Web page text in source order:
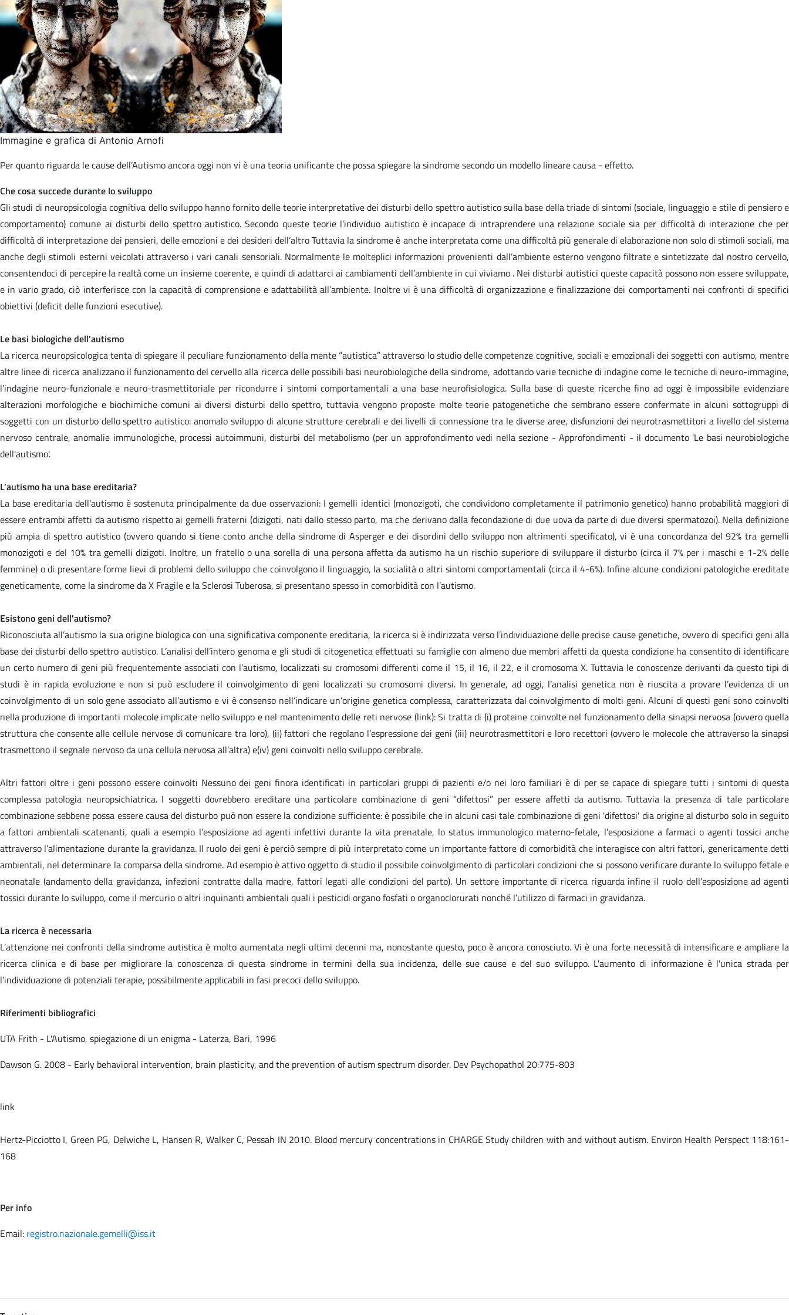
Immagine e grafica di Antonio Arnofi
Per quanto riguarda le cause dell’Autismo ancora oggi non vi è una teoria unificante che possa spiegare la sindrome secondo un modello lineare causa - effetto.
Che cosa succede durante lo sviluppo
Gli studi di neuropsicologia cognitiva dello sviluppo hanno fornito delle teorie interpretative dei disturbi dello spettro autistico sulla base della triade di sintomi (sociale, linguaggio e stile di pensiero e
comportamento) comune ai disturbi dello spettro autistico. Secondo queste teorie l’individuo autistico è incapace di intraprendere una relazione sociale sia per difficoltà di interazione che per
difficoltà di interpretazione dei pensieri, delle emozioni e dei desideri dell’altro Tuttavia la sindrome è anche interpretata come una difficoltà più generale di elaborazione non solo di stimoli sociali, ma
anche degli stimoli esterni veicolati attraverso i vari canali sensoriali. Normalmente le molteplici informazioni provenienti dall’ambiente esterno vengono filtrate e sintetizzate dal nostro cervello,
consentendoci di percepire la realtà come un insieme coerente, e quindi di adattarci ai cambiamenti dell’ambiente in cui viviamo . Nei disturbi autistici queste capacità possono non essere sviluppate,
e in vario grado, ciò interferisce con la capacità di comprensione e adattabilità all’ambiente. Inoltre vi è una difficoltà di organizzazione e finalizzazione dei comportamenti nei confronti di specifici
obiettivi (deficit delle funzioni esecutive).
Le basi biologiche dell'autismo
La ricerca neuropsicologica tenta di spiegare il peculiare funzionamento della mente “autistica” attraverso lo studio delle competenze cognitive, sociali e emozionali dei soggetti con autismo, mentre
altre linee di ricerca analizzano il funzionamento del cervello alla ricerca delle possibili basi neurobiologiche della sindrome, adottando varie tecniche di indagine come le tecniche di neuro-immagine,
l’indagine neuro-funzionale e neuro-trasmettitoriale per ricondurre i sintomi comportamentali a una base neurofisiologica. Sulla base di queste ricerche fino ad oggi è impossibile evidenziare
alterazioni morfologiche e biochimiche comuni ai diversi disturbi dello spettro, tuttavia vengono proposte molte teorie patogenetiche che sembrano essere confermate in alcuni sottogruppi di
soggetti con un disturbo dello spettro autistico: anomalo sviluppo di alcune strutture cerebrali e dei livelli di connessione tra le diverse aree, disfunzioni dei neurotrasmettitori a livello del sistema
nervoso centrale, anomalie immunologiche, processi autoimmuni, disturbi del metabolismo (per un approfondimento vedi nella sezione - Approfondimenti - il documento 'Le basi neurobiologiche
dell'autismo'.
L’autismo ha una base ereditaria?
La base ereditaria dell'autismo è sostenuta principalmente da due osservazioni: I gemelli identici (monozigoti, che condividono completamente il patrimonio genetico) hanno probabilità maggiori di
essere entrambi affetti da autismo rispetto ai gemelli fraterni (dizigoti, nati dallo stesso parto, ma che derivano dalla fecondazione di due uova da parte di due diversi spermatozoi). Nella definizione
più ampia di spettro autistico (ovvero quando si tiene conto anche della sindrome di Asperger e dei disordini dello sviluppo non altrimenti specificato), vi è una concordanza del 92% tra gemelli
monozigoti e del 10% tra gemelli dizigoti. Inoltre, un fratello o una sorella di una persona affetta da autismo ha un rischio superiore di sviluppare il disturbo (circa il 7% per i maschi e 1-2% delle
femmine) o di presentare forme lievi di problemi dello sviluppo che coinvolgono il linguaggio, la socialità o altri sintomi comportamentali (circa il 4-6%). Infine alcune condizioni patologiche ereditate
geneticamente, come la sindrome da X Fragile e la Sclerosi Tuberosa, si presentano spesso in comorbidità con l’autismo.
Esistono geni dell'autismo?
Riconosciuta all’autismo la sua origine biologica con una significativa componente ereditaria, la ricerca si è indirizzata verso l’individuazione delle precise cause genetiche, ovvero di specifici geni alla
base dei disturbi dello spettro autistico. L’analisi dell’intero genoma e gli studi di citogenetica effettuati su famiglie con almeno due membri affetti da questa condizione ha consentito di identificare
un certo numero di geni più frequentemente associati con l’autismo, localizzati su cromosomi differenti come il 15, il 16, il 22, e il cromosoma X. Tuttavia le conoscenze derivanti da questo tipi di
studi è in rapida evoluzione e non si può escludere il coinvolgimento di geni localizzati su cromosomi diversi. In generale, ad oggi, l’analisi genetica non è riuscita a provare l’evidenza di un
coinvolgimento di un solo gene associato all’autismo e vi è consenso nell’indicare un’origine genetica complessa, caratterizzata dal coinvolgimento di molti geni. Alcuni di questi geni sono coinvolti
nella produzione di importanti molecole implicate nello sviluppo e nel mantenimento delle reti nervose (link): Si tratta di (i) proteine coinvolte nel funzionamento della sinapsi nervosa (ovvero quella
struttura che consente alle cellule nervose di comunicare tra loro), (ii) fattori che regolano l’espressione dei geni (iii) neurotrasmettitori e loro recettori (ovvero le molecole che attraverso la sinapsi
trasmettono il segnale nervoso da una cellula nervosa all’altra) e(iv) geni coinvolti nello sviluppo cerebrale.
Altri fattori oltre i geni possono essere coinvolti Nessuno dei geni finora identificati in particolari gruppi di pazienti e/o nei loro familiari è di per se capace di spiegare tutti i sintomi di questa
complessa patologia neuropsichiatrica. I soggetti dovrebbero ereditare una particolare combinazione di geni “difettosi” per essere affetti da autismo. Tuttavia la presenza di tale particolare
combinazione sebbene possa essere causa del disturbo può non essere la condizione sufficiente: è possibile che in alcuni casi tale combinazione di geni 'difettosi' dia origine al disturbo solo in seguito
a fattori ambientali scatenanti, quali a esempio l’esposizione ad agenti infettivi durante la vita prenatale, lo status immunologico materno-fetale, l’esposizione a farmaci o agenti tossici anche
attraverso l’alimentazione durante la gravidanza. Il ruolo dei geni è perciò sempre di più interpretato come un importante fattore di comorbidità che interagisce con altri fattori, genericamente detti
ambientali, nel determinare la comparsa della sindrome. Ad esempio è attivo oggetto di studio il possibile coinvolgimento di particolari condizioni che si possono verificare durante lo sviluppo fetale e
neonatale (andamento della gravidanza, infezioni contratte dalla madre, fattori legati alle condizioni del parto). Un settore importante di ricerca riguarda infine il ruolo dell’esposizione ad agenti
tossici durante lo sviluppo, come il mercurio o altri inquinanti ambientali quali i pesticidi organo fosfati o organoclorurati nonché l’utilizzo di farmaci in gravidanza.
La ricerca è necessaria
L’attenzione nei confronti della sindrome autistica è molto aumentata negli ultimi decenni ma, nonostante questo, poco è ancora conosciuto. Vi è una forte necessità di intensificare e ampliare la
ricerca clinica e di base per migliorare la conoscenza di questa sindrome in termini della sua incidenza, delle sue cause e del suo sviluppo. L'aumento di informazione è l'unica strada per
l’individuazione di potenziali terapie, possibilmente applicabili in fasi precoci dello sviluppo.
Riferimenti bibliografici
UTA Frith - L'Autismo, spiegazione di un enigma - Laterza, Bari, 1996
Dawson G. 2008 - Early behavioral intervention, brain plasticity, and the prevention of autism spectrum disorder. Dev Psychopathol 20:775-803
link
Hertz-Picciotto I, Green PG, Delwiche L, Hansen R, Walker C, Pessah IN 2010. Blood mercury concentrations in CHARGE Study children with and without autism. Environ Health Perspect 118:161-
168
Per info
Email: registro.nazionale.gemelli@iss.it